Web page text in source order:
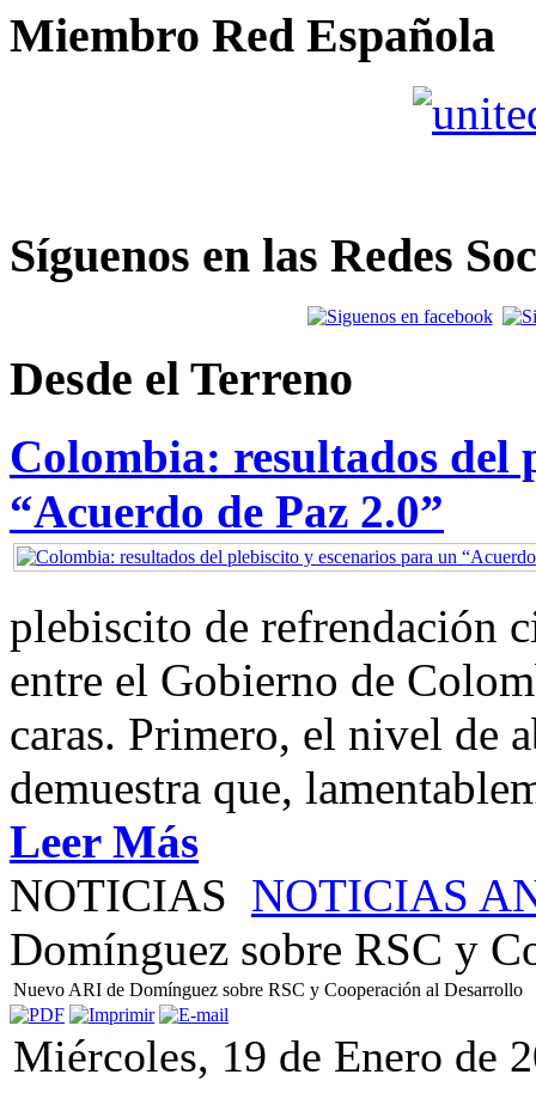
Miembro Red Española
Síguenos en las Redes
Desde el Terreno
Colombia: resultados del
“Acuerdo de Paz 2.0”
plebiscito de refrendación
entre el Gobierno de
caras. Primero, el nivel de
demuestra que,
Leer Más
NOTICIAS NOTICIAS
Domínguez sobre RSC y
Nuevo ARI de Domínguez sobre RSC y Cooperación al Desarrollo
Miércoles, 19 de Enero de